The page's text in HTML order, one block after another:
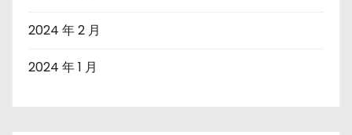
2024 年 2 月
2024 年 1 月